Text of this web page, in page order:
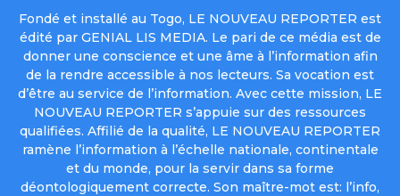
Fondé et installé au Togo, LE NOUVEAU REPORTER est
édité par GENIAL LIS MEDIA. Le pari de ce média est de
donner une conscience et une âme à l’information afin
de la rendre accessible à nos lecteurs. Sa vocation est
d’être au service de l’information. Avec cette mission, LE
NOUVEAU REPORTER s’appuie sur des ressources
qualifiées. Affilié de la qualité, LE NOUVEAU REPORTER
ramène l’information à l’échelle nationale, continentale
et du monde, pour la servir dans sa forme
déontologiquement correcte. Son maître-mot est: l’info,